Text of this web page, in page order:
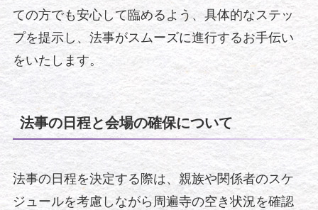
ての方でも安心して臨めるよう、具体的なステッ
プを提示し、法事がスムーズに進行するお手伝い
をいたします。
法事の日程と会場の確保について
法事の日程を決定する際は、親族や関係者のスケ
ジュールを考慮しながら周遍寺の空き状況を確認